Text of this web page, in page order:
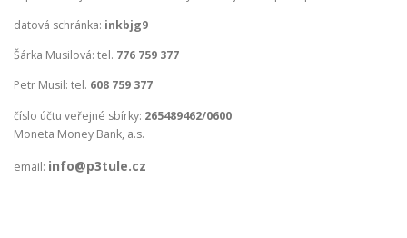
datová schránka: inkbjg9
Šárka Musilová: tel. 776 759 377
Petr Musil: tel. 608 759 377
číslo účtu veřejné sbírky: 265489462/0600
Moneta Money Bank, a.s.
email: info@p3tule.cz